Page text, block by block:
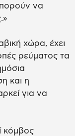
να
χώρα, έχει
ρεύματος τα
και η
για να
κόμβος